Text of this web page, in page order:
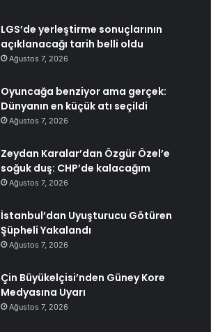
LGS’de yerleştirme sonuçlarının
açıklanacağı tarih belli oldu
Ağustos 7, 2026
Oyuncağa benziyor ama gerçek:
Dünyanın en küçük atı seçildi
Ağustos 7, 2026
Zeydan Karalar’dan Özgür Özel’e
soğuk duş: CHP’de kalacağım
Ağustos 7, 2026
İstanbul’dan Uyuşturucu Götüren
Şüpheli Yakalandı
Ağustos 7, 2026
Çin Büyükelçisi’nden Güney Kore
Medyasına Uyarı
Ağustos 7, 2026